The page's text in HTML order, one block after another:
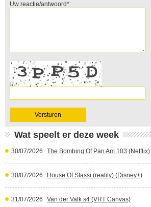
Uw reactie/antwoord*:
Wat speelt er deze week
30/07/2026 The Bombing Of Pan Am 103 (Netflix)
30/07/2026 House Of Stassi (reality) (Disney+)
31/07/2026 Van der Valk s4 (VRT Canvas)